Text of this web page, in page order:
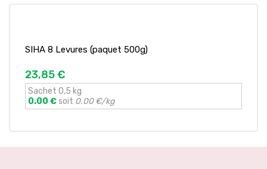
SIHA 8 Levures (paquet 500g)
23,85 €
Sachet 0,5 kg
0.00 €soit 0.00 €/kg